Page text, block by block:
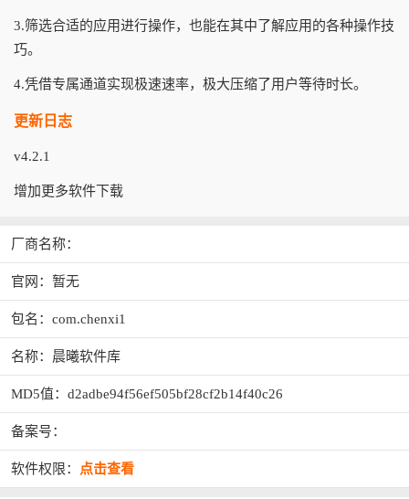
3.筛选合适的应用进行操作，也能在其中了解应用的各种操作技
巧。
4.凭借专属通道实现极速速率，极大压缩了用户等待时长。
更新日志
v4.2.1
增加更多软件下载
厂商名称：
官网：暂无
包名：com.chenxi1
名称：晨曦软件库
MD5值：d2adbe94f56ef505bf28cf2b14f40c26
备案号：
软件权限： 点击查看